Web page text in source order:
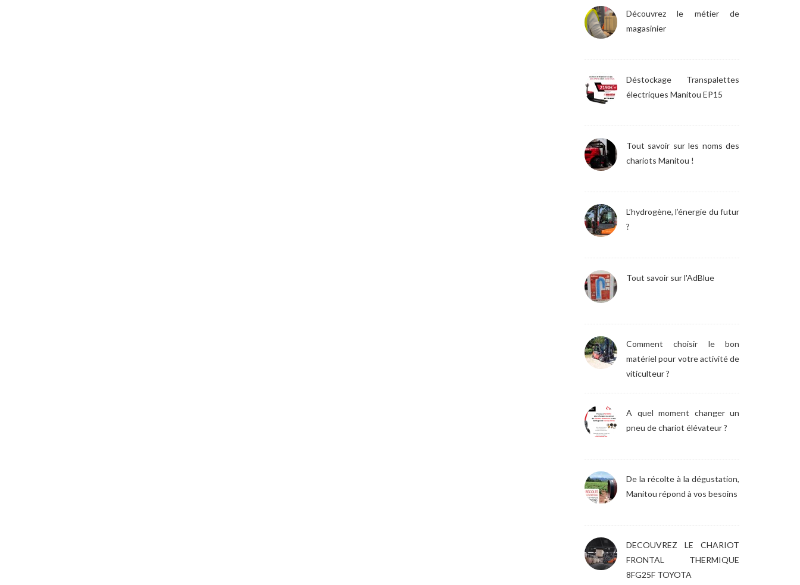
Découvrez le métier de
magasinier
Déstockage Transpalettes
électriques Manitou EP15
Tout savoir sur les noms des
chariots Manitou !
L’hydrogène, l’énergie du futur
?
Tout savoir sur l'AdBlue
Comment choisir le bon
matériel pour votre activité de
viticulteur ?
A quel moment changer un
pneu de chariot élévateur ?
De la récolte à la dégustation,
Manitou répond à vos besoins
DECOUVREZ LE CHARIOT
FRONTAL THERMIQUE
8FG25F TOYOTA